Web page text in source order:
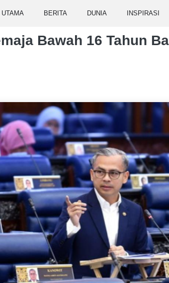
UTAMA BERITA DUNIA INSPIRASI
Bawah 16 Tahun